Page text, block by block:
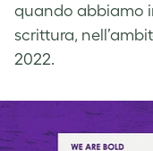
quando abbiamo
scrittura,
2022.